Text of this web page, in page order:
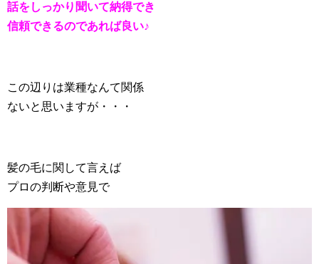
話をしっかり聞いて納得でき
信頼できるのであれば良い♪
この辺りは業種なんて関係
ないと思いますが・・・
髪の毛に関して言えば
プロの判断や意見で